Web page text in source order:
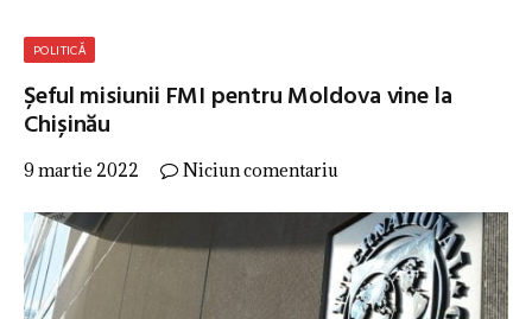
POLITICĂ
Șeful misiunii FMI pentru Moldova vine la
Chișinău
9 martie 2022 Niciun comentariu